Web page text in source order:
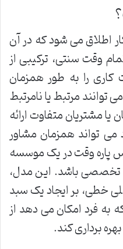
اطلاق می شود که در آن
وقت سنتی، ترکیبی از
کاری را به طور همزمان
مرتبط یا نامرتبط
یا مشتریان متفاوت ارائه
تواند همزمان مشاور
پاره وقت در یک موسسه
تخصصی باشد. این مدل،
خطی، بر ایجاد یک سبد
به فرد امکان می دهد از
برداری کند.